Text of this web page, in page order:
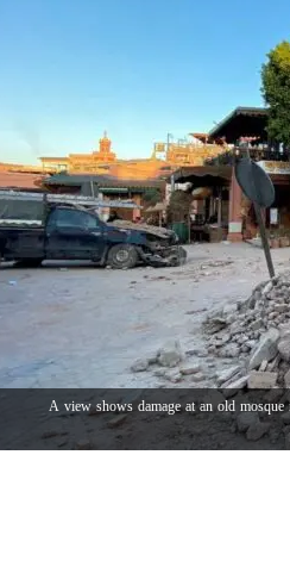
A view shows damage at an old